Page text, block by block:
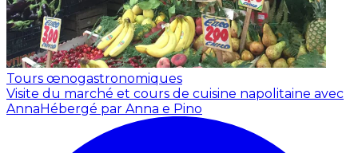
Tours œnogastronomiques
Visite du marché et cours de cuisine napolitaine avec
AnnaHébergé par Anna e Pino